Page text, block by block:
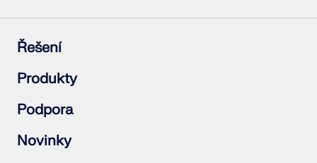
Řešení
Železobetonové konstrukce
Ocelové konstrukce
Dřevěné konstrukce
Ocelové přípoje
Produkty
RFEM 6
RSTAB 9
RSECTION 1
RWIND 3
Podpora
Často kladené dotazy (FAQ)
Položit individuální dotaz
Novinky